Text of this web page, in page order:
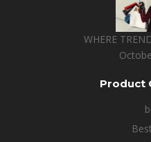
WHERE
Product